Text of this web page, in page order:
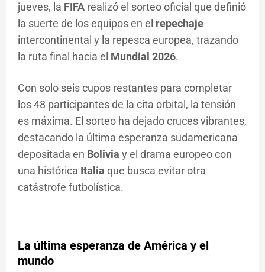
jueves, la FIFA realizó el sorteo oficial que definió
la suerte de los equipos en el repechaje
intercontinental y la repesca europea, trazando
la ruta final hacia el Mundial 2026.
Con solo seis cupos restantes para completar
los 48 participantes de la cita orbital, la tensión
es máxima. El sorteo ha dejado cruces vibrantes,
destacando la última esperanza sudamericana
depositada en Bolivia y el drama europeo con
una histórica Italia que busca evitar otra
catástrofe futbolística.
La última esperanza de América y el
mundo